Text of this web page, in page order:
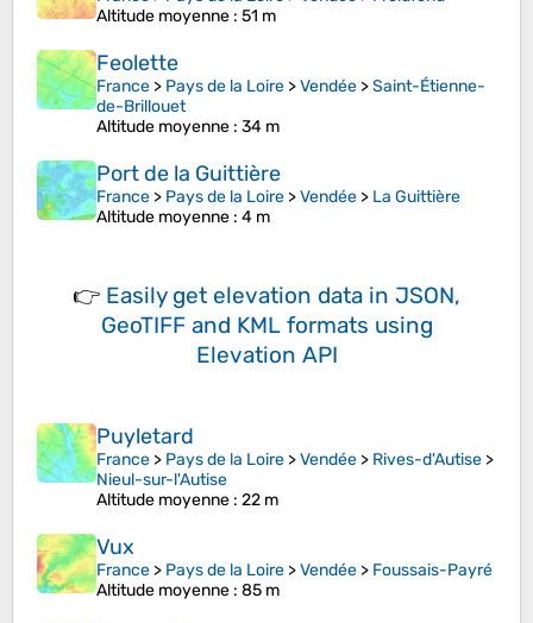
Altitude moyenne : 51 m
Feolette
France > Pays de la Loire >Vendée >Saint-Étienne-
de-Brillouet
Altitude moyenne : 34 m
Port de la Guittière
France > Pays de la Loire >Vendée > La Guittière
Altitude moyenne : 4 m
👉 Easily get elevation data in JSON,
GeoTIFF and KML formats using
Elevation API
Puyletard
France > Pays de la Loire >Vendée > Rives-d'Autise >
Nieul-sur-l'Autise
Altitude moyenne : 22 m
Vux
France > Pays de la Loire >Vendée > Foussais-Payré
Altitude moyenne : 85 m